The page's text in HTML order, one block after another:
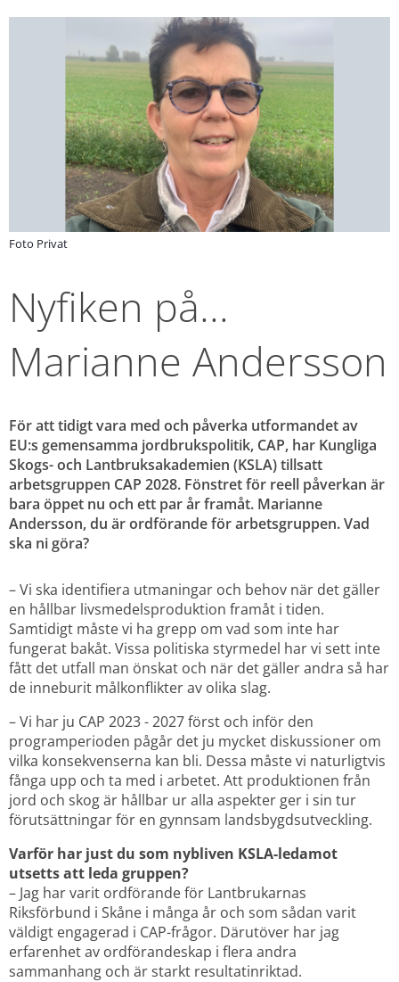
Foto Privat
Nyfiken på...
Marianne Andersson
För att tidigt vara med och påverka utformandet av
EU:s gemensamma jordbrukspolitik, CAP, har Kungliga
Skogs- och Lantbruksakademien (KSLA) tillsatt
arbetsgruppen CAP 2028. Fönstret för reell påverkan är
bara öppet nu och ett par år framåt. Marianne
Andersson, du är ordförande för arbetsgruppen. Vad
ska ni göra?
­– Vi ska identifiera utmaningar och behov när det gäller
en hållbar livsmedelsproduktion framåt i tiden.
Samtidigt måste vi ha grepp om vad som inte har
fungerat bakåt. Vissa politiska styrmedel har vi sett inte
fått det utfall man önskat och när det gäller andra så har
de inneburit målkonflikter av olika slag.
­– Vi har ju CAP 2023 - 2027 först och inför den
programperioden pågår det ju mycket diskussioner om
vilka konsekvenserna kan bli. Dessa måste vi naturligtvis
fånga upp och ta med i arbetet. Att produktionen från
jord och skog är hållbar ur alla aspekter ger i sin tur
förutsättningar för en gynnsam landsbygdsutveckling.
Varför har just du som nybliven KSLA-ledamot
utsetts att leda gruppen?
– Jag har varit ordförande för Lantbrukarnas
Riksförbund i Skåne i många år och som sådan varit
väldigt engagerad i CAP-frågor. Därutöver har jag
erfarenhet av ordförandeskap i flera andra
sammanhang och är starkt resultatinriktad.